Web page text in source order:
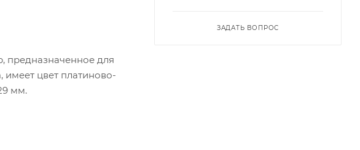
предназначенное для
цвет платиново-
мм.
ЗАДАТЬ ВОПРОС